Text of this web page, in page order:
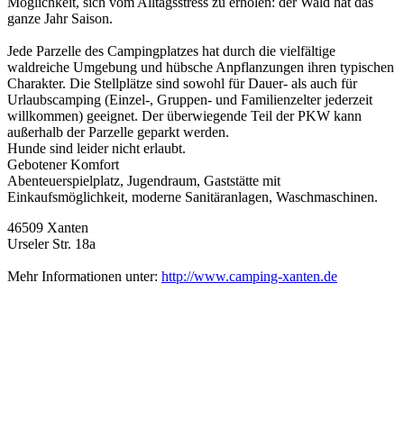
ganze Jahr Saison.
Jede Parzelle des Campingplatzes hat durch die vielfältige
waldreiche Umgebung und hübsche Anpflanzungen ihren typischen
Charakter. Die Stellplätze sind sowohl für Dauer- als auch für
Urlaubscamping (Einzel-, Gruppen- und Familienzelter jederzeit
willkommen) geeignet. Der überwiegende Teil der PKW kann
außerhalb der Parzelle geparkt werden.
Hunde sind leider nicht erlaubt.
Gebotener Komfort
Abenteuerspielplatz, Jugendraum, Gaststätte mit
Einkaufsmöglichkeit, moderne Sanitäranlagen, Waschmaschinen.
46509 Xanten
Urseler Str. 18a
Mehr Informationen unter: http://www.camping-xanten.de